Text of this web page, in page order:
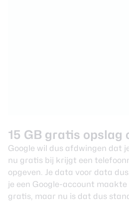
15 GB gratis opslag
Google wil dus afdwingen dat
nu gratis bij krijgt een
opgeven. Je data voor data
je een Google-account maakte
gratis, maar nu is dat dus